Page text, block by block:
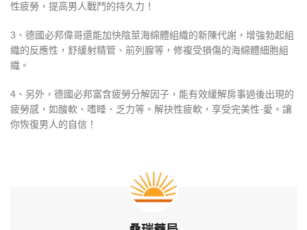
性疲勞，提高男人戰鬥的持久力！
3、德國必邦偉哥還能加快陰莖海綿體組織的新陳代謝，增強勃起組
織的反應性，舒緩射精管、前列腺等，修複受損傷的海綿體細胞組
織。
4、另外，德國必邦富含疲勞分解因子，能有效緩解房事過後出現的
疲勞感，如酸軟、嗜睡、乏力等。解抉性疲軟，享受完美性-愛。讓
你恢復男人的自信！